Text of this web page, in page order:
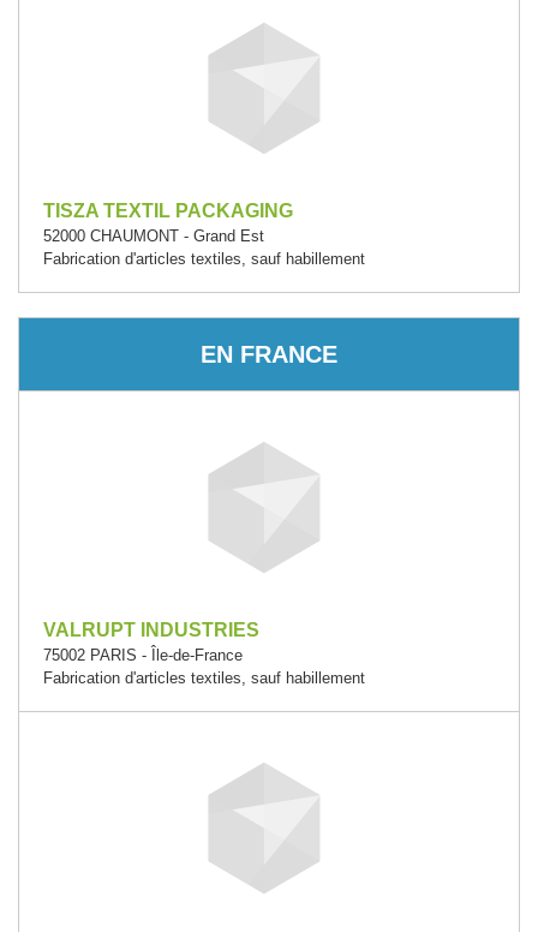
TISZA TEXTIL PACKAGING
52000 CHAUMONT - Grand Est
Fabrication d'articles textiles, sauf habillement
EN FRANCE
VALRUPT INDUSTRIES
75002 PARIS - Île-de-France
Fabrication d'articles textiles, sauf habillement